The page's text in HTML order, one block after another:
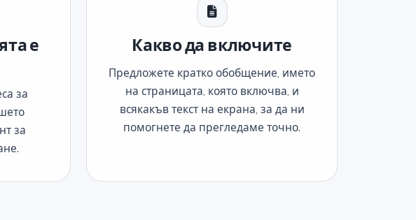
е
за
за
Какво да включите
Предложете кратко обобщение, името
на страницата, която включва, и
всякакъв текст на екрана, за да ни
помогнете да прегледаме точно.